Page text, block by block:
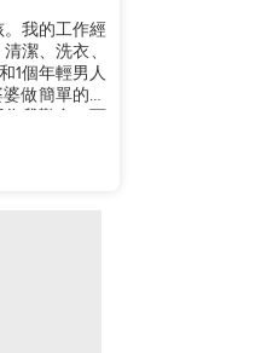
我的工作經
潔、洗衣、
1個年輕男人
做簡單的按